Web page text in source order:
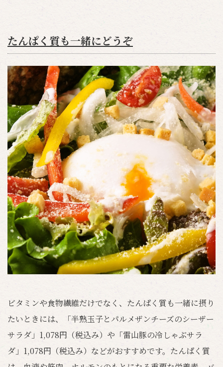
たんぱく質も一緒にどうぞ
ビタミンや食物繊維だけでなく、たんぱく質も一緒に摂り
たいときには、「半熟玉子とパルメザンチーズのシーザー
サラダ」1,078円（税込み）や「雷山豚の冷しゃぶサラ
ダ」1,078円（税込み）などがおすすめです。たんぱく質